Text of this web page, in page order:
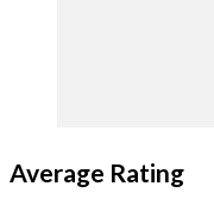
Average Rating